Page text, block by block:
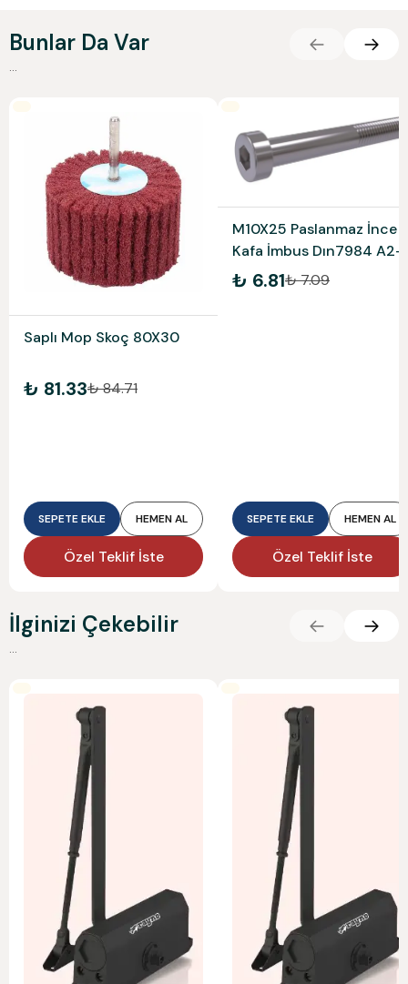
Bunlar Da Var
...
Saplı Mop Skoç 80X30
₺ 81.33₺ 84.71
SEPETE EKLE HEMEN AL
Özel Teklif İste
M10X25 Paslanmaz İnce
Kafa İmbus Dın7984 A2-
304
₺ 6.81₺ 7.09
SEPETE EKLE HEMEN AL
Özel Teklif İste
İlginizi Çekebilir
...